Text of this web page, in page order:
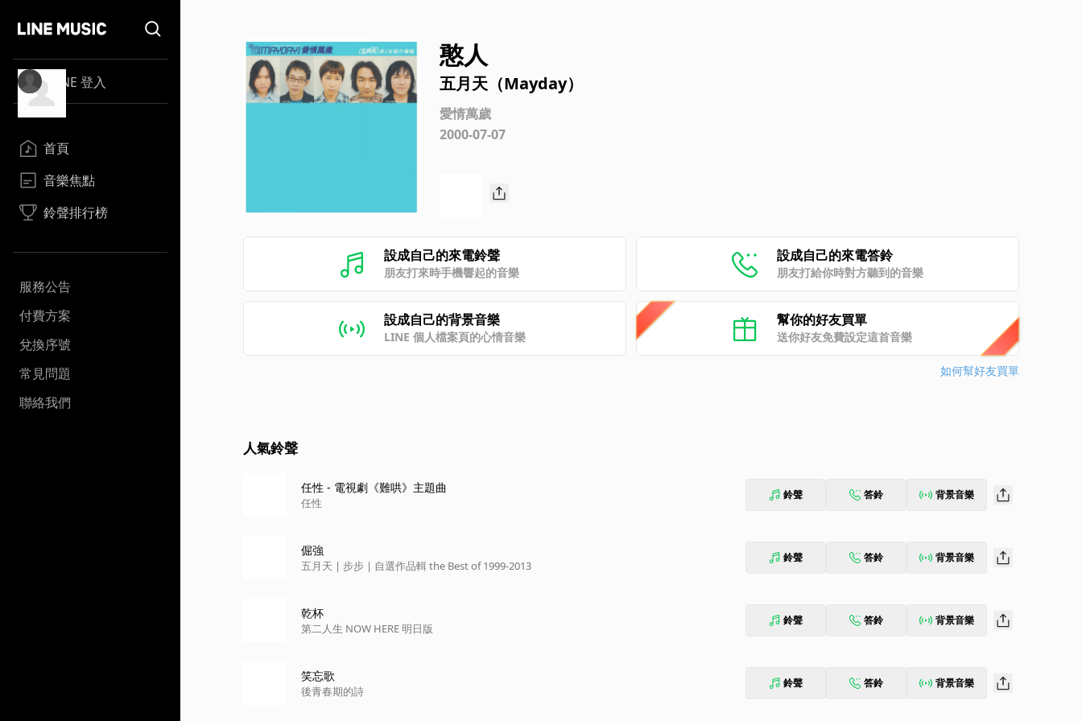
LINE 登入
首頁
音樂焦點
鈴聲排行榜
服務公告
付費方案
兌換序號
常見問題
聯絡我們
憨人
五月天（Mayday）
愛情萬歲
2000-07-07
設成自己的來電鈴聲
朋友打來時手機響起的音樂
設成自己的來電答鈴
朋友打給你時對方聽到的音樂
設成自己的背景音樂
LINE 個人檔案頁的心情音樂
幫你的好友買單
送你好友免費設定這首音樂
如何幫好友買單
人氣鈴聲
任性 - 電視劇《難哄》主題曲
任性
鈴聲 答鈴 背景音樂
倔強
五月天 | 步步 | 自選作品輯 the Best of 1999-2013
鈴聲 答鈴 背景音樂
乾杯
第二人生 NOW HERE 明日版
鈴聲 答鈴 背景音樂
笑忘歌
後青春期的詩
鈴聲 答鈴 背景音樂